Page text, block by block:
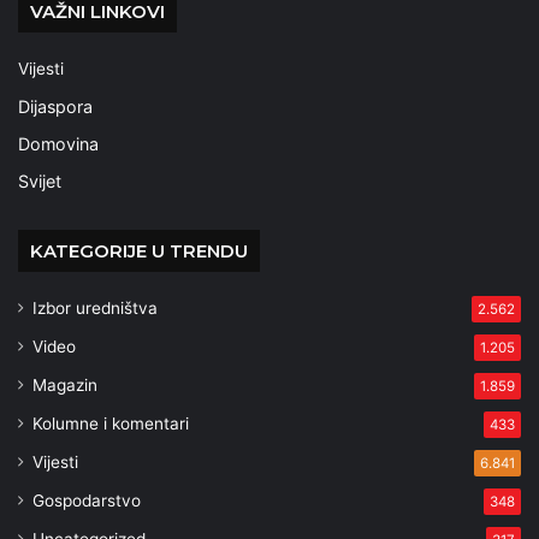
VAŽNI LINKOVI
Vijesti
Dijaspora
Domovina
Svijet
KATEGORIJE U TRENDU
Izbor uredništva 2.562
Video 1.205
Magazin 1.859
Kolumne i komentari 433
Vijesti 6.841
Gospodarstvo 348